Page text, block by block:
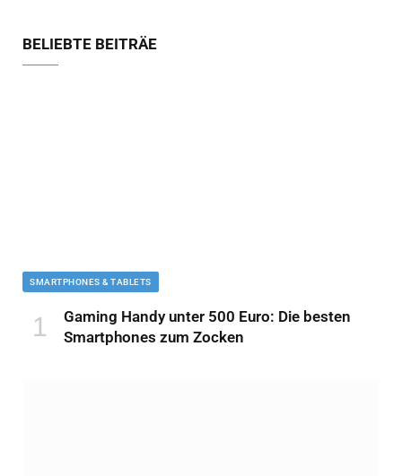
BELIEBTE BEITRÄE
SMARTPHONES & TABLETS
Gaming Handy unter 500 Euro: Die besten
Smartphones zum Zocken